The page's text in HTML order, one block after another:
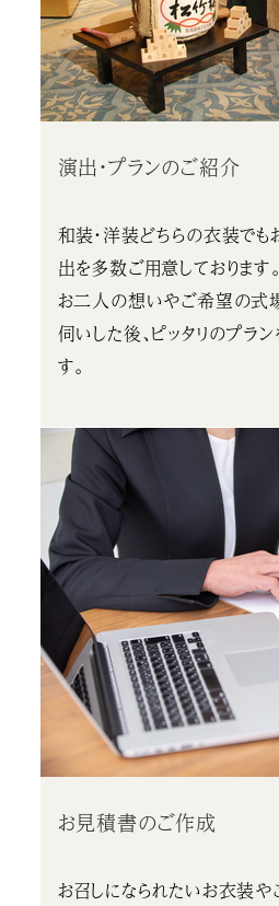
演出・プランのご紹介
和装・洋装どちらの衣装で
出を多数ご用意しております。
お二人の想いやご希望の式
伺いした後、ピッタリのプラ
す。
お見積書のご作成
お召しになられたいお衣装